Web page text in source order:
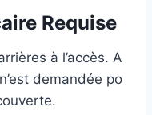
Requise
à l’accès. A
demandée po